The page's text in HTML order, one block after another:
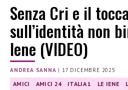
Senza Cri e il
sull’identità non
Iene (VIDEO)
ANDREA SANNA | 17 DICEMBRE 2025
AMICI AMICI 24 ITALIA 1 LE IENE